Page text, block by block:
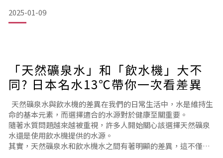
仍在初期成長階段，不適合飲用礦泉水，建議聽從醫生指示判
斷是否需飲水。 兒童兒童需要充足的水分來支持學習、增強免
2025-01-09
「天然礦泉水」和「飲水機」大不
同? 日本名水13℃帶你一次看差異
天然礦泉水與飲水機的差異在我們的日常生活中，水是維持生
命的基本元素，而選擇適合的水源對於健康至關重要。
隨著水質問題越來越被重視，許多人開始關心該選擇天然礦泉
水還是使用飲水機提供的水源。
其實，天然礦泉水和飲水機水之間有著明顯的差異，這不僅涉